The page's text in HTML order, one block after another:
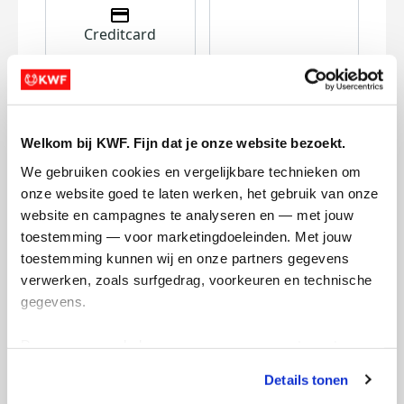
Welkom bij KWF. Fijn dat je onze website bezoekt.
We gebruiken cookies en vergelijkbare technieken om
onze website goed te laten werken, het gebruik van onze
website en campagnes te analyseren en — met jouw
toestemming — voor marketingdoeleinden. Met jouw
toestemming kunnen wij en onze partners gegevens
verwerken, zoals surfgedrag, voorkeuren en technische
gegevens.
tonen. Je kunt je toestemming op elk moment wijzigen of
Details tonen
Creditcard
Referentie
Ik wil bijdragen aan de transactiekosten
en betaal €0.75 extra.
Doneer nu